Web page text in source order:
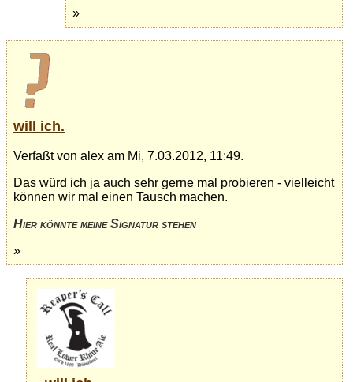
»
will ich.
Verfaßt von alex am Mi, 7.03.2012, 11:49.
Das würd ich ja auch sehr gerne mal probieren - vielleicht
können wir mal einen Tausch machen.
Hier könnte meine Signatur stehen
»